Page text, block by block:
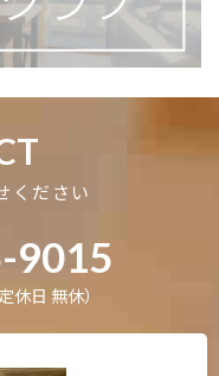
ください
9015
休日 無休）